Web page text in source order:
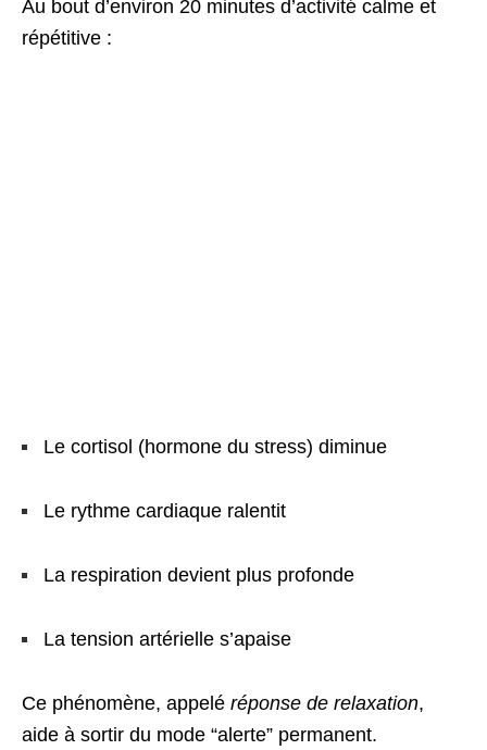
Au bout d’environ 20 minutes d’activité calme et
répétitive :
Le cortisol (hormone du stress) diminue
Le rythme cardiaque ralentit
La respiration devient plus profonde
La tension artérielle s’apaise
Ce phénomène, appelé réponse de relaxation,
aide à sortir du mode “alerte” permanent.